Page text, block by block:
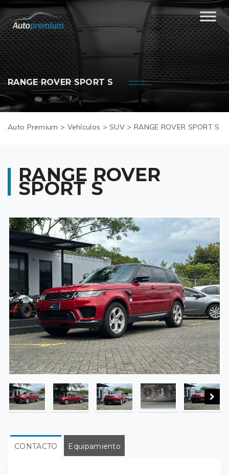
RANGE ROVER SPORT S
Auto Premium > Vehículos >SUV > RANGE ROVER SPORT S
RANGE ROVER
SPORT S
CONTACTO Equipamiento